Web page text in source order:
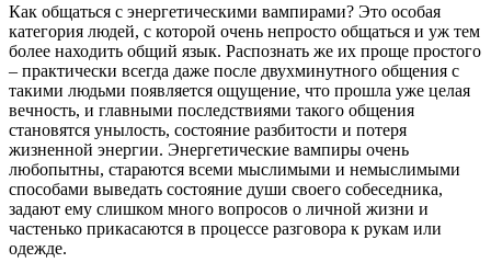
Как общаться с энергетическими вампирами? Это особая
категория людей, с которой очень непросто общаться и уж тем
более находить общий язык. Распознать же их проще простого
– практически всегда даже после двухминутного общения с
такими людьми появляется ощущение, что прошла уже целая
вечность, и главными последствиями такого общения
становятся унылость, состояние разбитости и потеря
жизненной энергии. Энергетические вампиры очень
любопытны, стараются всеми мыслимыми и немыслимыми
способами выведать состояние души своего собеседника,
задают ему слишком много вопросов о личной жизни и
частенько прикасаются в процессе разговора к рукам или
одежде.